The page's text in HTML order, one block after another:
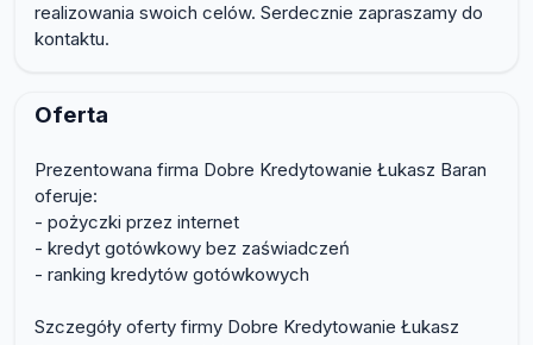
realizowania swoich celów. Serdecznie zapraszamy do
kontaktu.
Oferta
Prezentowana firma Dobre Kredytowanie Łukasz Baran
oferuje:
- pożyczki przez internet
- kredyt gotówkowy bez zaświadczeń
- ranking kredytów gotówkowych
Szczegóły oferty firmy Dobre Kredytowanie Łukasz